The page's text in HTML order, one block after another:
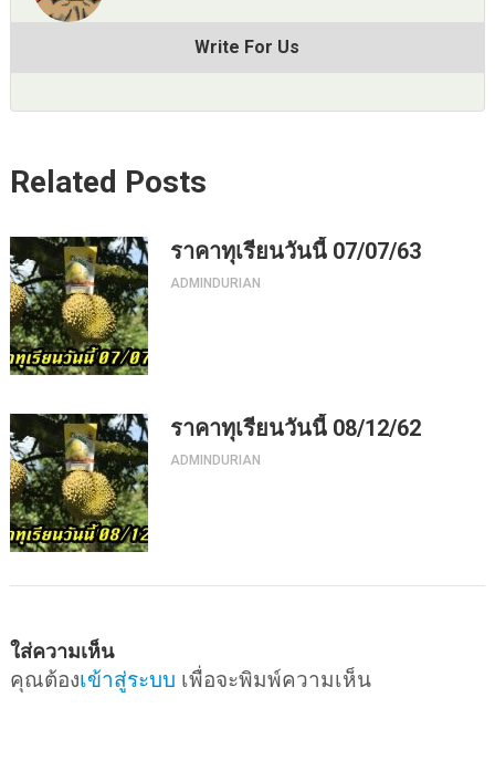
Write For Us
Related Posts
ราคาทุเรียนวันนี้ 07/07/63
ADMINDURIAN
ราคาทุเรียนวันนี้ 08/12/62
ADMINDURIAN
ใส่ความเห็น
คุณต้องเข้าสู่ระบบ เพื่อจะพิมพ์ความเห็น